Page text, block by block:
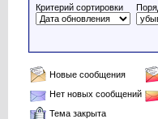
Критерий сортировки
Новые сообщения
Нет новых сообщений
Тема закрыта